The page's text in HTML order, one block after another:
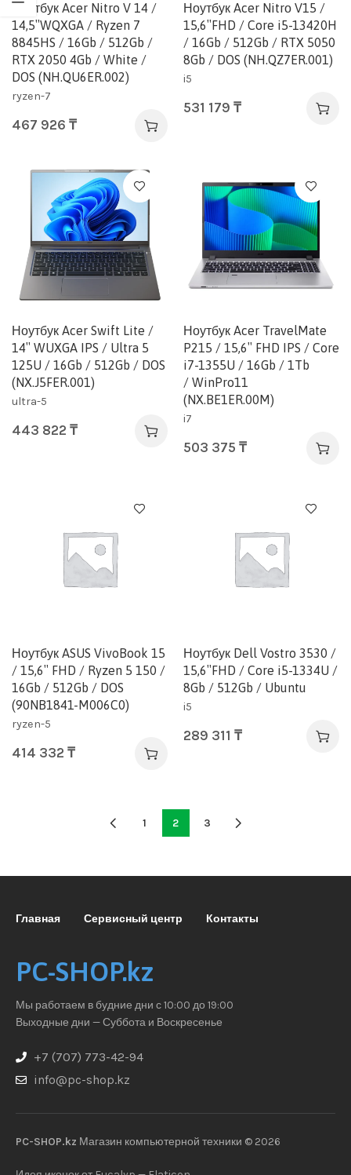
Ноутбук Acer Nitro V 14 /
14,5″WQXGA / Ryzen 7
8845HS / 16Gb / 512Gb /
RTX 2050 4Gb / White /
DOS (NH.QU6ER.002)
ryzen-7
467 926 ₸
Ноутбук Acer Nitrо V15 /
15,6″FHD / Core i5-13420H
/ 16Gb / 512Gb / RTX 5050
8Gb / DOS (NH.QZ7ER.001)
i5
531 179 ₸
Ноутбук Acer Swift Lite /
14″ WUXGA IPS / Ultra 5
125U / 16Gb / 512Gb / DOS
(NX.J5FER.001)
ultra-5
443 822 ₸
Ноутбук Acer TravelMate
P215 / 15,6″ FHD IPS / Core
i7-1355U / 16Gb / 1Tb
/ WinPro11
(NX.BE1ER.00M)
i7
503 375 ₸
Ноутбук ASUS VivoBook 15
/ 15,6″ FHD / Ryzen 5 150 /
16Gb / 512Gb / DOS
(90NB1841-M006C0)
ryzen-5
414 332 ₸
Ноутбук Dell Vostro 3530 /
15,6″FHD / Core i5-1334U /
8Gb / 512Gb / Ubuntu
i5
289 311 ₸
1 2 3
Главная Сервисный центр Контакты
PC-SHOP.kz
Мы работаем в будние дни с 10:00 до 19:00
Выходные дни — Суббота и Воскресенье
+7 (707) 773-42-94
info@pc-shop.kz
PC-SHOP.kz Магазин компьютерной техники © 2026